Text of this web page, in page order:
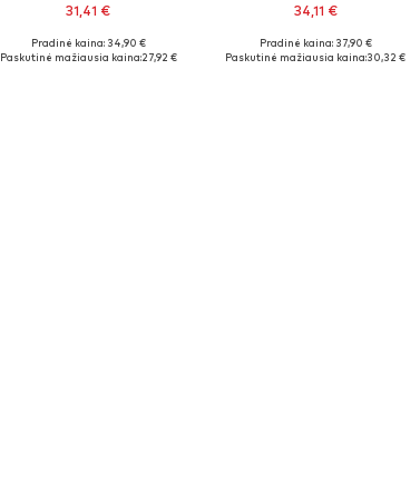
31,41 €
Galimi dydžiai: S, M, L, XL, XXL
Pradinė kaina: 34,90 €
Paskutinė mažiausia kaina:27,92 €
34,11 €
Galimi dydžiai: S, M, L, XL
Pradinė kaina: 37,90 €
Paskutinė mažiausia kaina:30,32 €